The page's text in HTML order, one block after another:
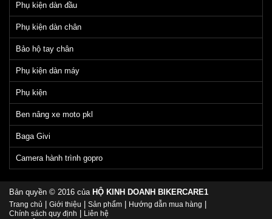
Phụ kiện dàn đầu
Phụ kiện dàn chân
Bảo hộ tay chân
Phụ kiện dàn máy
Phụ kiện
Ben nâng xe moto pkl
Baga Givi
Camera hành trình gopro
Bản quyền © 2016 của HỘ KINH DOANH BIKERCARE1
Trang chủ Giới thiệu Sản phẩm Hướng dẫn mua hàng
Chính sách quy định Liên hệ